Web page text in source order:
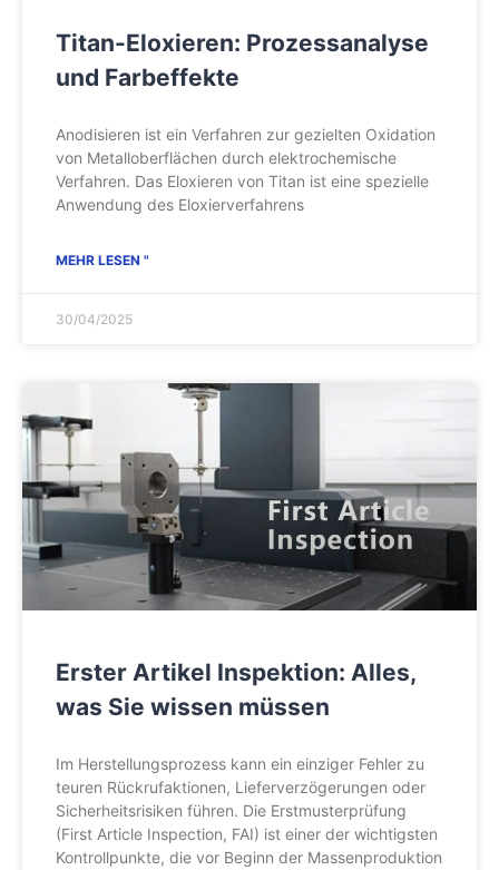
Titan-Eloxieren: Prozessanalyse
und Farbeffekte
Anodisieren ist ein Verfahren zur gezielten Oxidation
von Metalloberflächen durch elektrochemische
Verfahren. Das Eloxieren von Titan ist eine spezielle
Anwendung des Eloxierverfahrens
MEHR LESEN "
30/04/2025
Erster Artikel Inspektion: Alles,
was Sie wissen müssen
Im Herstellungsprozess kann ein einziger Fehler zu
teuren Rückrufaktionen, Lieferverzögerungen oder
Sicherheitsrisiken führen. Die Erstmusterprüfung
(First Article Inspection, FAI) ist einer der wichtigsten
Kontrollpunkte, die vor Beginn der Massenproduktion